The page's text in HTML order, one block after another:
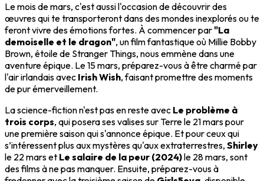
Le mois de mars, c'est aussi l'occasion de découvrir des
œuvres qui te transporteront dans des mondes inexplorés ou te
feront vivre des émotions fortes. À commencer par"La
demoiselle et le dragon", un film fantastique où Millie Bobby
Brown, étoile de Stranger Things, nous emmène dans une
aventure épique. Le 15 mars, préparez-vous à être charmé par
l'air irlandais avec Irish Wish, faisant promettre des moments
de pur émerveillement.
La science-fiction n'est pas en reste avec Le problème à
trois corps, qui posera ses valises sur Terre le 21 mars pour
une première saison qui s'annonce épique. Et pour ceux qui
s’intéressent plus aux mystères qu'aux extraterrestres, Shirley
le 22 mars et Le salaire de la peur (2024)le 28 mars, sont
des films à ne pas manquer. Ensuite, préparez-vous à